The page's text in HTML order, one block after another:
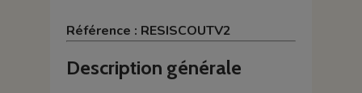
Référence : RESISCOUTV2
Description générale